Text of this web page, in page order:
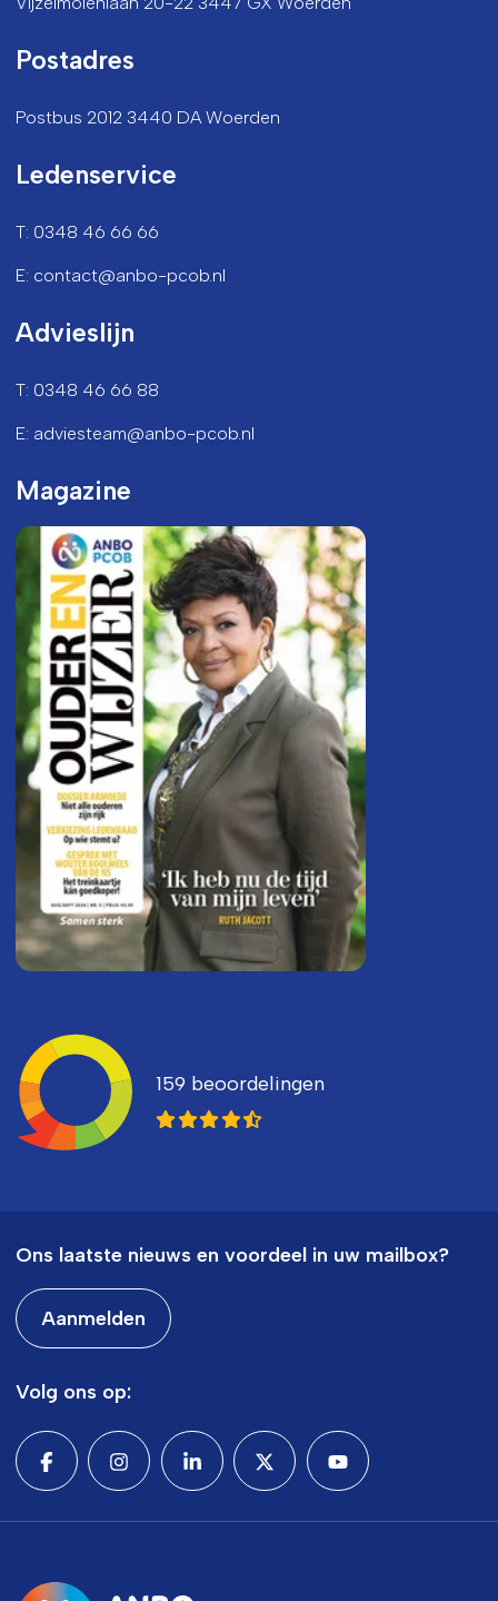
Postadres
Postbus 2012 3440 DA Woerden
Ledenservice
T: 0348 46 66 66
E: contact@anbo-pcob.nl
Advieslijn
T: 0348 46 66 88
E: adviesteam@anbo-pcob.nl
Magazine
159 beoordelingen
Ons laatste nieuws en voordeel in uw mailbox?
Aanmelden
Volg ons op: